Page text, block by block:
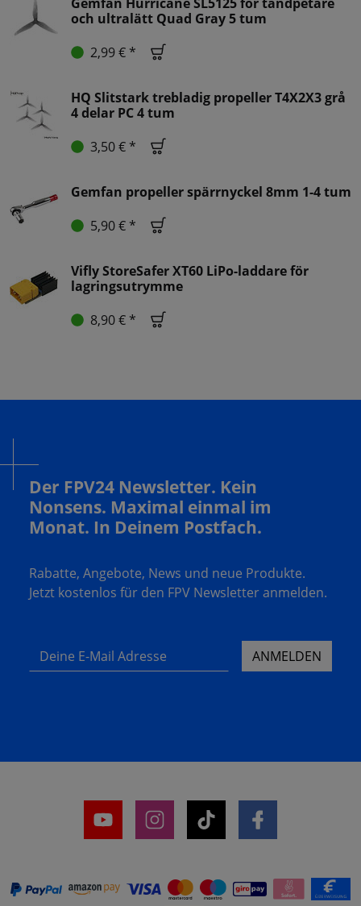
och ultralätt Quad Gray 5 tum
2,99 € *
HQ Slitstark trebladig propeller T4X2X3 grå
4 delar PC 4 tum
3,50 € *
Gemfan propeller spärrnyckel 8mm 1-4 tum
5,90 € *
Vifly StoreSafer XT60 LiPo-laddare för
lagringsutrymme
8,90 € *
Der FPV24 Newsletter. Kein
Nonsens. Maximal einmal im
Monat. In Deinem Postfach.
Rabatte, Angebote, News und neue Produkte.
Jetzt kostenlos für den FPV Newsletter anmelden.
Deine E-Mail Adresse ANMELDEN